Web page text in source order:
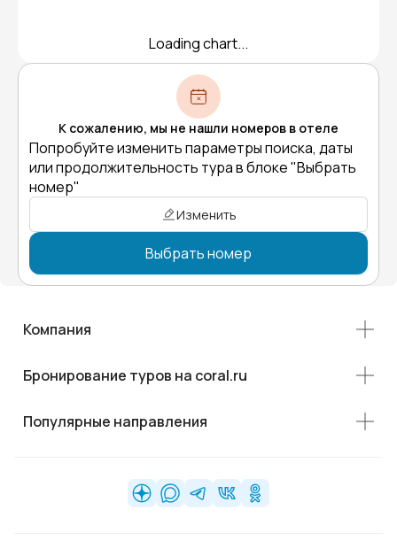
Loading chart...
К сожалению, мы не нашли номеров в отеле
Попробуйте изменить параметры поиска, даты
или продолжительность тура в блоке "Выбрать
номер"
Изменить
Выбрать номер
Компания
Бронирование туров на coral.ru
Популярные направления